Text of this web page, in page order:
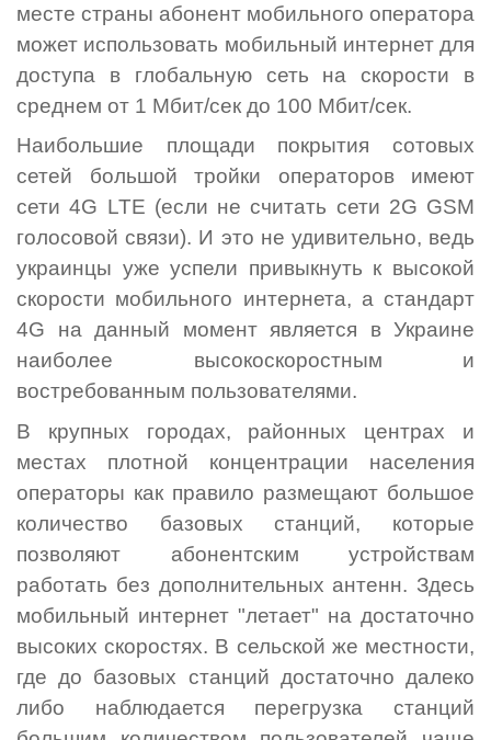
месте страны абонент мобильного оператора
может использовать мобильный интернет для
доступа в глобальную сеть на скорости в
среднем от 1 Мбит/сек до 100 Мбит/сек.
Наибольшие площади покрытия сотовых
сетей большой тройки операторов имеют
сети 4G LTE (если не считать сети 2G GSM
голосовой связи). И это не удивительно, ведь
украинцы уже успели привыкнуть к высокой
скорости мобильного интернета, а стандарт
4G на данный момент является в Украине
наиболее высокоскоростным и
востребованным пользователями.
В крупных городах, районных центрах и
местах плотной концентрации населения
операторы как правило размещают большое
количество базовых станций, которые
позволяют абонентским устройствам
работать без дополнительных антенн. Здесь
мобильный интернет "летает" на достаточно
высоких скоростях. В сельской же местности,
где до базовых станций достаточно далеко
либо наблюдается перегрузка станций